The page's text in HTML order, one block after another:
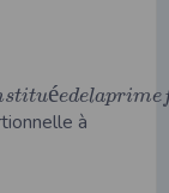
stituéedelaprime
à